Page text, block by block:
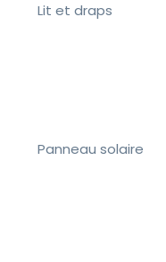
Lit et draps
Panneau solaire